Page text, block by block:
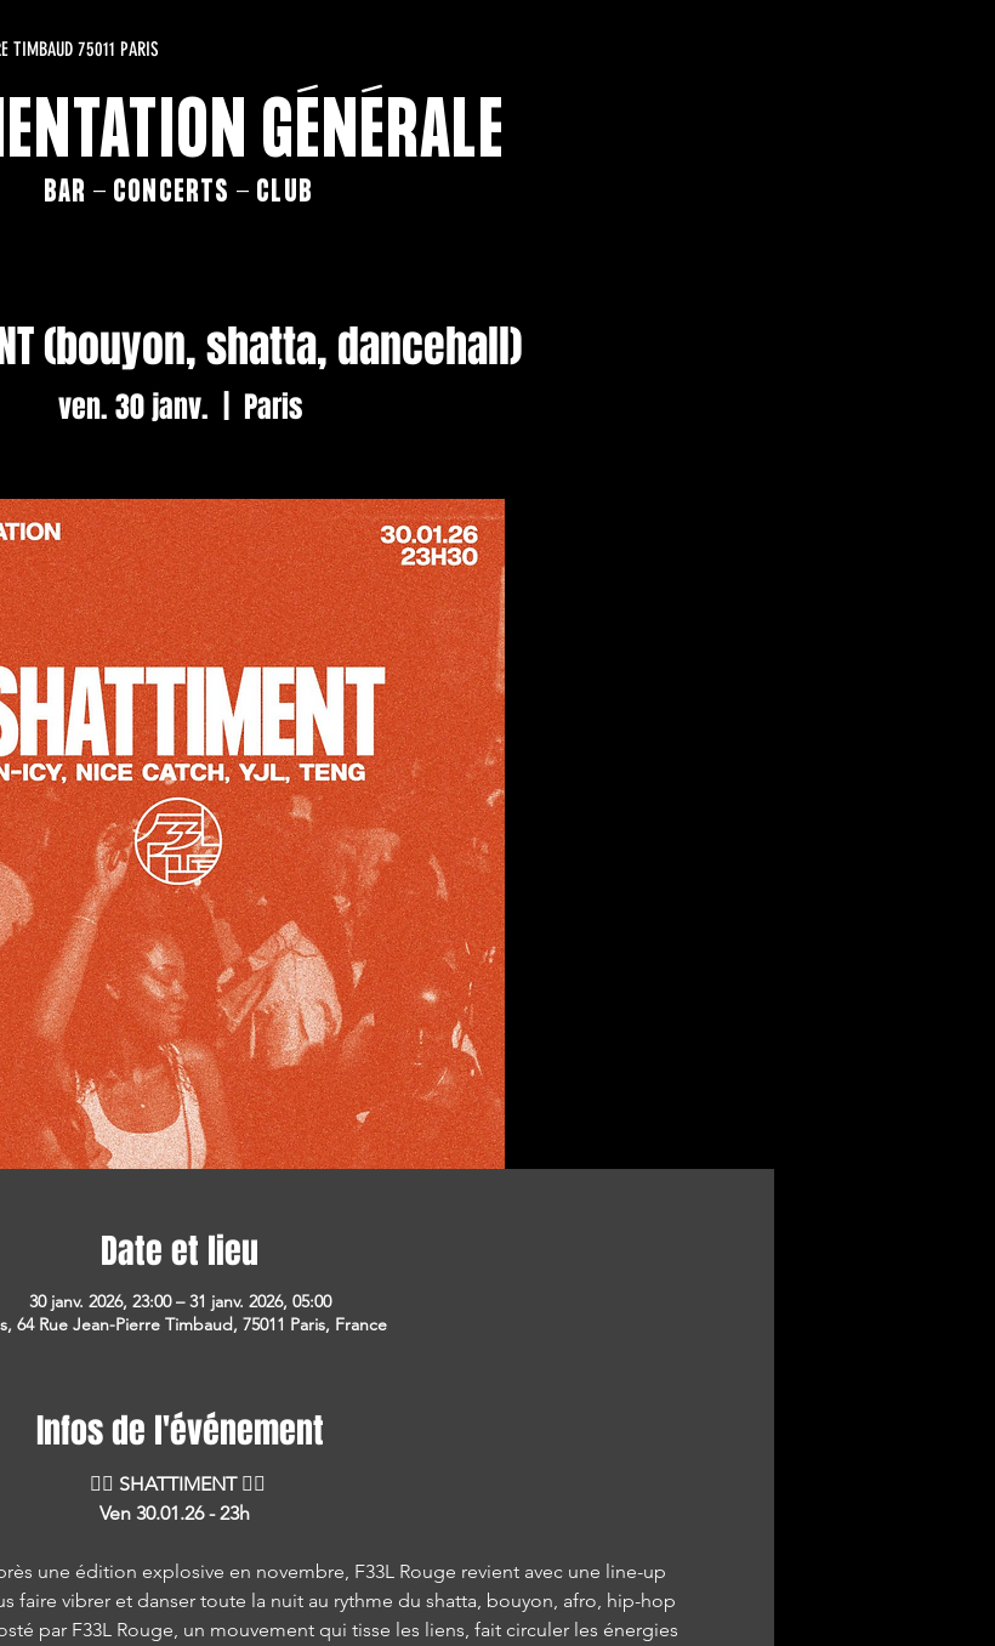
TIMBAUD 75011 PARIS
GÉNÉRALE
BAR - CONCERTS - CLUB
(bouyon, shatta, dancehall)
ven. 30 janv. Paris
Date et lieu
30 janv. 2026, 23:00 – 31 janv. 2026, 05:00
64 Rue Jean-Pierre Timbaud, 75011 Paris, France
Infos de l'événement
❤️‍🔥 SHATTIMENT ❤️‍🔥
Ven 30.01.26 - 23h
une édition explosive en novembre, F33L Rouge revient avec une line-up
faire vibrer et danser toute la nuit au rythme du shatta, bouyon, afro, hip-hop
par F33L Rouge, un mouvement qui tisse les liens, fait circuler les énergies